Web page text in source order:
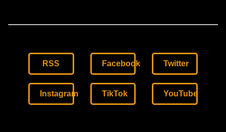
RSS Facebook Twitter
Instagram TikTok YouTube